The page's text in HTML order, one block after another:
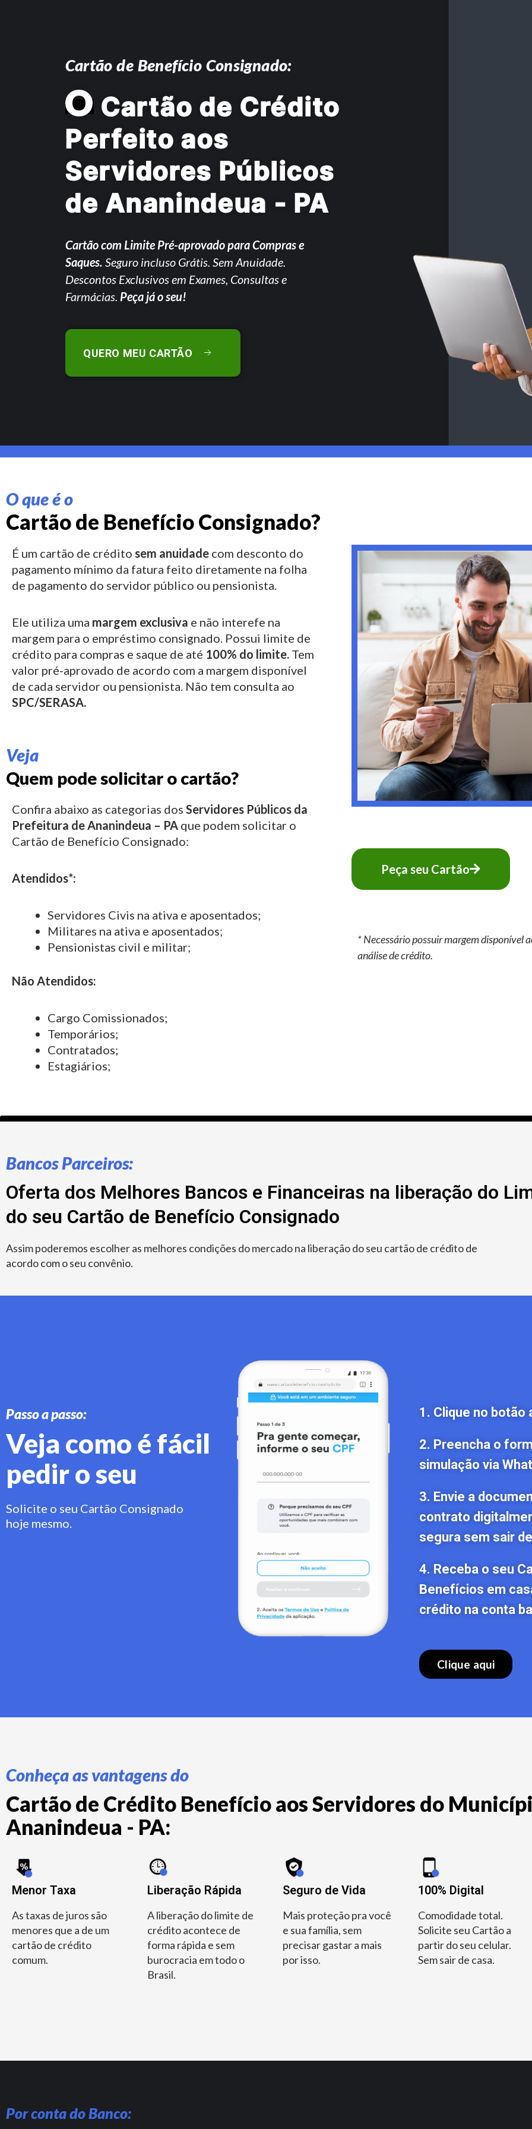
Cartão de Benefício Consignado:
O Cartão de Crédito
Perfeito aos
Servidores Públicos
de Ananindeua - PA
Cartão com Limite Pré-aprovado para Compras e
Saques. Seguro incluso Grátis. Sem Anuidade.
Descontos Exclusivos em Exames, Consultas e
Farmácias. Peça já o seu!
QUERO MEU CARTÃO
O que é o
Cartão de Benefício Consignado?
É um cartão de crédito sem anuidade com desconto do
pagamento mínimo da fatura feito diretamente na folha
de pagamento do servidor público ou pensionista.
Ele utiliza uma margem exclusiva e não interefe na
margem para o empréstimo consignado. Possui limite de
crédito para compras e saque de até 100% do limite. Tem
valor pré-aprovado de acordo com a margem disponível
de cada servidor ou pensionista. Não tem consulta ao
SPC/SERASA.
Veja
Quem pode solicitar o cartão?
Confira abaixo as categorias dos Servidores Públicos da
Prefeitura deAnanindeua – PA que podem solicitar o
Cartão de Benefício Consignado:
Atendidos*:
Servidores Civis na ativa e aposentados;
Militares na ativa e aposentados;
Pensionistas civil e militar;
Não Atendidos:
Cargo Comissionados;
Temporários;
Contratados;
Estagiários;
Peça seu Cartão
* Necessário possuir margem disponível
análise de crédito.
Bancos Parceiros:
Oferta dos Melhores Bancos e Financeiras na liberação do
do seu Cartão de Benefício Consignado
Assim poderemos escolher as melhores condições do mercado na liberação do seu cartão de crédito de
acordo com o seu convênio.
Passo a passo:
Veja como é fácil
pedir o seu
Solicite o seu Cartão Consignado
hoje mesmo.
1. Clique no botão
2. Preencha o
simulação via
3. Envie a
contrato
segura sem sair
4. Receba o seu
Benefícios em
crédito na conta
Clique aqui
Conheça as vantagens do
Cartão de Crédito Benefício aos Servidores do
Ananindeua - PA:
Menor Taxa
As taxas de juros são
menores que a de um
cartão de crédito
comum.
Liberação Rápida
A liberação do limite de
crédito acontece de
forma rápida e sem
burocracia em todo o
Brasil.
Seguro de Vida
Mais proteção pra você
e sua família, sem
precisar gastar a mais
por isso.
100% Digital
Comodidade total.
Solicite seu Cartão a
partir do seu celular.
Sem sair de casa.
Por conta do Banco: